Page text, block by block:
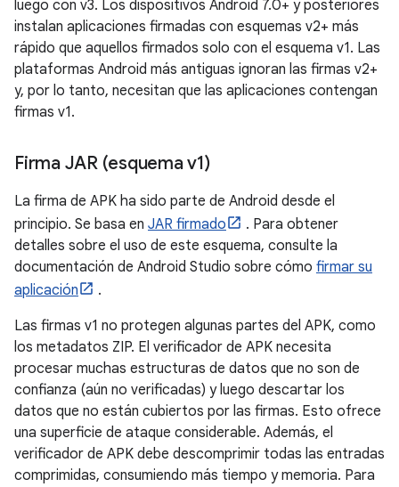
luego con v3. Los dispositivos Android 7.0+ y posteriores
instalan aplicaciones firmadas con esquemas v2+ más
rápido que aquellos firmados solo con el esquema v1. Las
plataformas Android más antiguas ignoran las firmas v2+
y, por lo tanto, necesitan que las aplicaciones contengan
firmas v1.
Firma JAR (esquema v1)
La firma de APK ha sido parte de Android desde el
principio. Se basa en JAR firmado
. Para obtener
detalles sobre el uso de este esquema, consulte la
documentación de Android Studio sobre cómo firmar su
aplicación
.
Las firmas v1 no protegen algunas partes del APK, como
los metadatos ZIP. El verificador de APK necesita
procesar muchas estructuras de datos que no son de
confianza (aún no verificadas) y luego descartar los
datos que no están cubiertos por las firmas. Esto ofrece
una superficie de ataque considerable. Además, el
verificador de APK debe descomprimir todas las entradas
comprimidas, consumiendo más tiempo y memoria. Para